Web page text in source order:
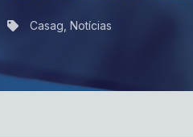
Casag Notícias